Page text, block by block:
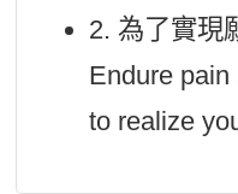
2. 為了實現
Endure pain
to realize